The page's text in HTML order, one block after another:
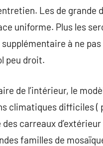
Les de
uniforme. Plus les
à ne
peu droit.
de l’intérieur, le
climatiques difficiles (
des carreaux
familles de